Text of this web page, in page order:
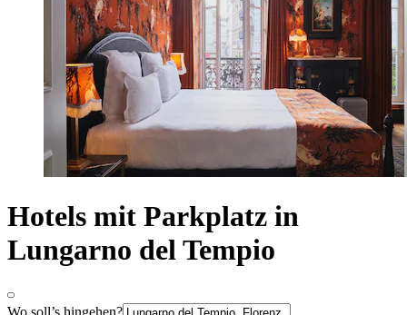
Hotels mit Parkplatz in
Lungarno del Tempio
Wo soll’s hingehen?